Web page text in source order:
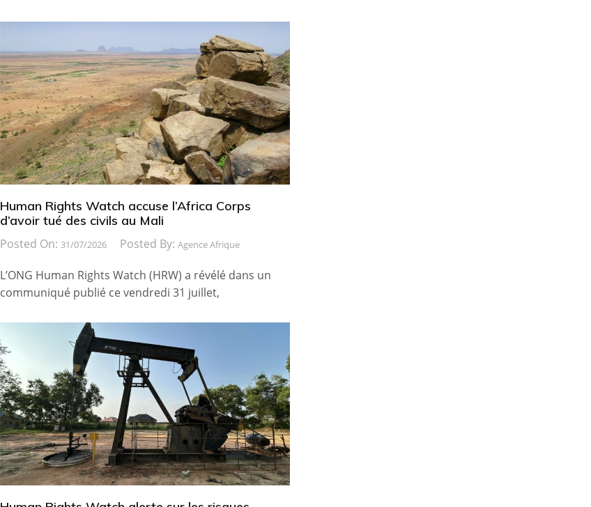
Human Rights Watch accuse l’Africa Corps
d’avoir tué des civils au Mali
Posted On: 31/07/2026 Posted By: Agence Afrique
L’ONG Human Rights Watch (HRW) a révélé dans un
communiqué publié ce vendredi 31 juillet,